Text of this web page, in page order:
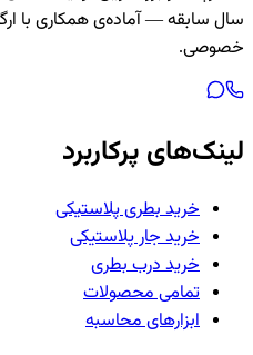
سال سابقه — آماده‌ی همکاری با
خصوصی.
لینک‌های پرکاربرد
خرید بطری پلاستیکی
خرید جار پلاستیکی
خرید درب بطری
تمامی محصولات
ابزارهای محاسبه